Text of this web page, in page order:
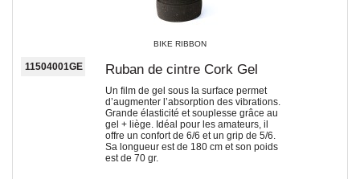
BIKE RIBBON
11504001GE Ruban de cintre Cork Gel
Un film de gel sous la surface permet
d’augmenter l’absorption des vibrations.
Grande élasticité et souplesse grâce au
gel + liège. Idéal pour les amateurs, il
offre un confort de 6/6 et un grip de 5/6.
Sa longueur est de 180 cm et son poids
est de 70 gr.